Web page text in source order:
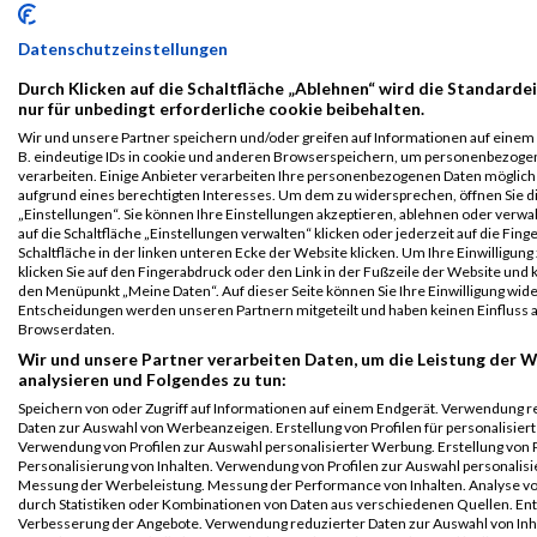
2019
VeranstaltungStnr
First
Name
Last
Name
Jahr Nation
Vienna Night
Run
erste bank vienna
night run
15668 Jana Jugovits 1990 AUT
Legende:
GPos = Geschlechter Position, KPos = Kategorie Position, TPos =
Team Position, DNS = Did not start, DNF = Did not finish, DQ =
Datenschutzeinstellungen
Durch Klicken auf die Schaltfläche „Ablehnen“ wird die
nur für unbedingt erforderliche cookie beibehalten.
Wir und unsere Partner speichern und/oder greifen auf Informationen auf einem
B. eindeutige IDs in cookie und anderen Browserspeichern, um
verarbeiten. Einige Anbieter verarbeiten Ihre personenbezogenen Daten
aufgrund eines berechtigten Interesses. Um dem zu widersprechen, öffnen Sie
„Einstellungen“. Sie können Ihre Einstellungen akzeptieren, ablehnen oder
auf die Schaltfläche „Einstellungen verwalten“ klicken oder jederzeit auf die
Schaltfläche in der linken unteren Ecke der Website klicken. Um Ihre
klicken Sie auf den Fingerabdruck oder den Link in der Fußzeile der Website und
den Menüpunkt „Meine Daten“. Auf dieser Seite können Sie Ihre Einwilligung
Entscheidungen werden unseren Partnern mitgeteilt und haben keinen Einfluss
Browserdaten.
Wir und unsere Partner verarbeiten Daten, um die Leistung der
analysieren und Folgendes zu tun:
Speichern von oder Zugriff auf Informationen auf einem Endgerät. Verwendung
Daten zur Auswahl von Werbeanzeigen. Erstellung von Profilen für
Verwendung von Profilen zur Auswahl personalisierter Werbung. Erstellung von
Personalisierung von Inhalten. Verwendung von Profilen zur Auswahl
Messung der Werbeleistung. Messung der Performance von Inhalten. Analyse
durch Statistiken oder Kombinationen von Daten aus verschiedenen Quellen.
Verbesserung der Angebote. Verwendung reduzierter Daten zur Auswahl von